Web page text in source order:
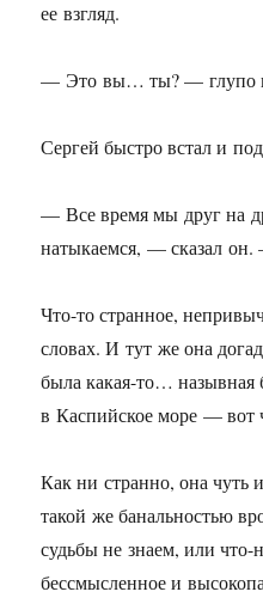
ее взгляд.
— Это вы… ты? — глупо
Сергей быстро встал и
— Все время мы друг на
натыкаемся, — сказал
Что-то странное,
словах. И тут же она
была какая-то… назывная
в Каспийское море — вот
Как ни странно, она чуть
такой же банальностью
судьбы не знаем, или что-
бессмысленное и